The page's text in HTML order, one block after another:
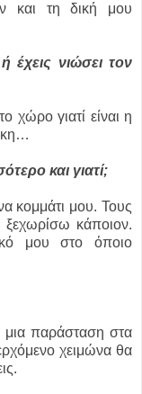
και τη δική μου
έχεις νιώσει τον
χώρο γιατί είναι η
και γιατί;
κομμάτι μου. Τους
κάποιον.
μου στο όποιο
παράσταση στα
χειμώνα θα